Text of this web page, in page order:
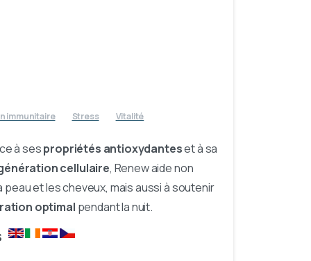
immunitaire Stress Vitalité
à sespropriétés antioxydanteset à sa
cellulaire, Renew aide non
peau et les cheveux, mais aussi à soutenir
optimal pendant la nuit.